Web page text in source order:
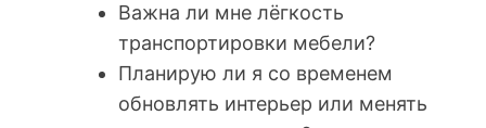
Важна ли мне лёгкость
транспортировки мебели?
Планирую ли я со временем
обновлять интерьер или менять